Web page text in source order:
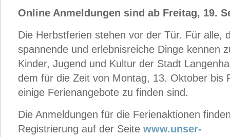
Online Anmeldungen sind ab Freitag, 19.
Die Herbstferien stehen vor der Tür. Für alle,
spannende und erlebnisreiche Dinge kennen
Kinder, Jugend und Kultur der Stadt
dem für die Zeit von Montag, 13. Oktober bis
einige Ferienangebote zu finden sind.
Die Anmeldungen für die Ferienaktionen
Registrierung auf der Seite www.unser-